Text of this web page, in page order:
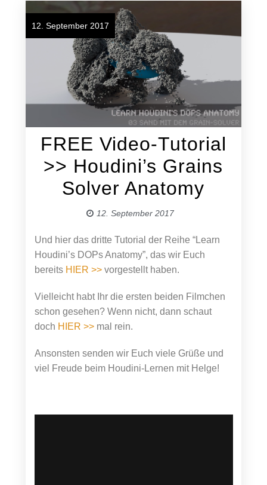
12. September 2017
FREE Video-Tutorial
>> Houdini’s Grains
Solver Anatomy
12. September 2017
Und hier das dritte Tutorial der Reihe “Learn
Houdini’s DOPs Anatomy”, das wir Euch
bereits HIER >>vorgestellt haben.
Vielleicht habt Ihr die ersten beiden Filmchen
schon gesehen? Wenn nicht, dann schaut
doch HIER >>mal rein.
Ansonsten senden wir Euch viele Grüße und
viel Freude beim Houdini-Lernen mit Helge!